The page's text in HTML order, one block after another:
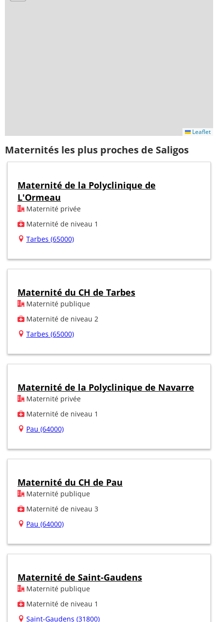
Leaflet
Maternités les plus proches de Saligos
Maternité de la Polyclinique de
L'Ormeau
Maternité privée
Maternité de niveau 1
Tarbes (65000)
Maternité du CH de Tarbes
Maternité publique
Maternité de niveau 2
Tarbes (65000)
Maternité de la Polyclinique de Navarre
Maternité privée
Maternité de niveau 1
Pau (64000)
Maternité du CH de Pau
Maternité publique
Maternité de niveau 3
Pau (64000)
Maternité de Saint-Gaudens
Maternité publique
Maternité de niveau 1
Saint-Gaudens (31800)